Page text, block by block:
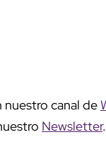
nuestro canal de
Newsletter.